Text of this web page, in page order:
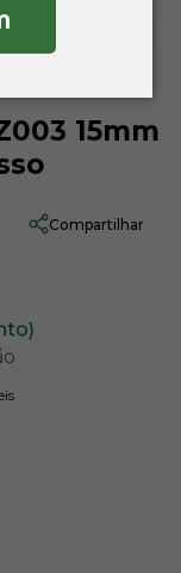
15mm
Compartilhar